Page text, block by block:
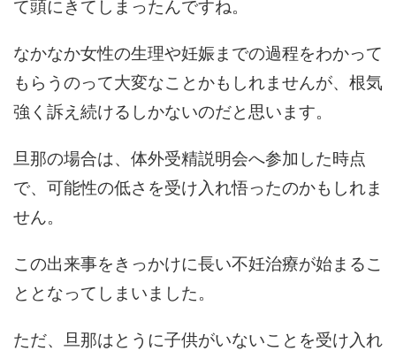
なかなか女性の生理や妊娠までの過程をわかって
もらうのって大変なことかもしれませんが、根気
強く訴え続けるしかないのだと思います。
旦那の場合は、体外受精説明会へ参加した時点
で、可能性の低さを受け入れ悟ったのかもしれま
せん。
この出来事をきっかけに長い不妊治療が始まるこ
ととなってしまいました。
ただ、旦那はとうに子供がいないことを受け入れ